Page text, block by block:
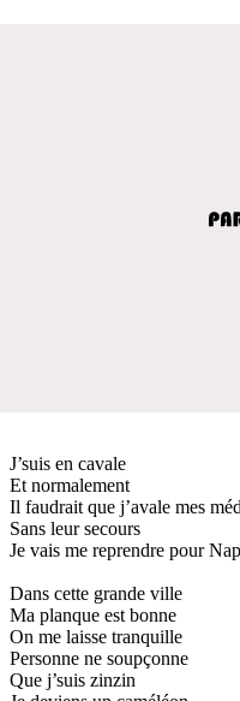
J’suis en cavale
Et normalement
Il faudrait que j’avale mes
Sans leur secours
Je vais me reprendre pour
Dans cette grande ville
Ma planque est bonne
On me laisse tranquille
Personne ne soupçonne
Que j’suis zinzin